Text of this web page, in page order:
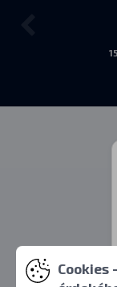
Cookies